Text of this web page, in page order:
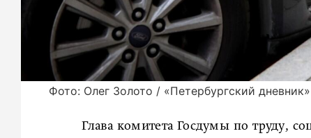
Фото: Олег Золото / «Петербургский дневник»
Глава комитета Госдумы по труду,